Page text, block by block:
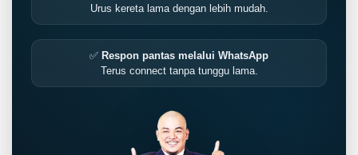
Urus kereta lama dengan lebih mudah.
✅ Respon pantas melalui WhatsApp
Terus connect tanpa tunggu lama.